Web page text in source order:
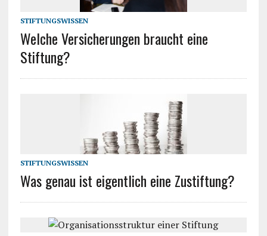
STIFTUNGSWISSEN
Welche Versicherungen braucht eine
Stiftung?
STIFTUNGSWISSEN
Was genau ist eigentlich eine Zustiftung?